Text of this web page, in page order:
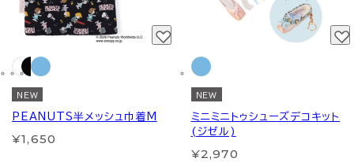
NEW
PEANUTS半メッシュ巾着M
¥1,650
NEW
ミニミニトゥシューズデコキット
(ジゼル)
¥2,970